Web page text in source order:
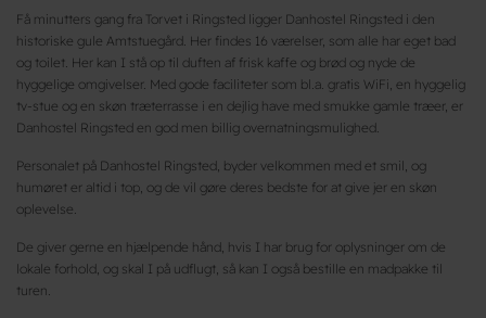
Få minutters gang fra Torvet i Ringsted ligger Danhostel Ringsted i den
historiske gule Amtstuegård. Her findes 16 værelser, som alle har eget bad
og toilet. Her kan I stå op til duften af frisk kaffe og brød og nyde de
hyggelige omgivelser. Med gode faciliteter som bl.a. gratis WiFi, en hyggelig
tv-stue og en skøn træterrasse i en dejlig have med smukke gamle træer, er
Danhostel Ringsted en god men billig overnatningsmulighed.
Personalet på Danhostel Ringsted, byder velkommen med et smil, og
humøret er altid i top, og de vil gøre deres bedste for at give jer en skøn
oplevelse.
De giver gerne en hjælpende hånd, hvis I har brug for oplysninger om de
lokale forhold, og skal I på udflugt, så kan I også bestille en madpakke til
turen.